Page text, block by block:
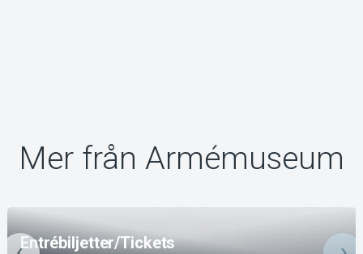
Mer från Armémuseum
Entrébiljetter/Tickets